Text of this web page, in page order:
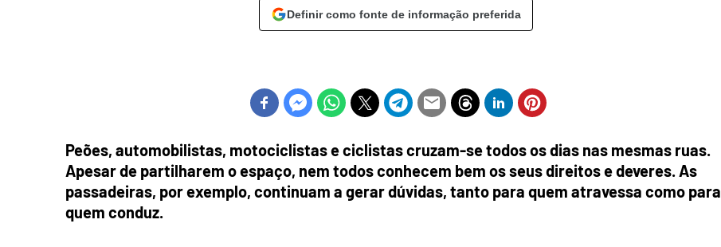
Definir como fonte de informação preferida
Peões, automobilistas, motociclistas e ciclistas cruzam-se todos os dias nas mesmas ruas.
Apesar de partilharem o espaço, nem todos conhecem bem os seus direitos e deveres. As
passadeiras, por exemplo, continuam a gerar dúvidas, tanto para quem atravessa como para
quem conduz.